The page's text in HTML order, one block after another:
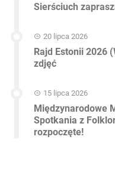
Sierściuch
20 lipca 2026
Rajd Estonii 2026
zdjęć
15 lipca 2026
Międzynarodowe
Spotkania z
rozpoczęte!